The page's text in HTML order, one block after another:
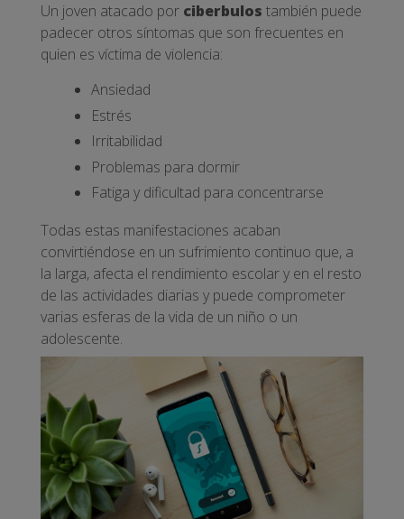
Un joven atacado por ciberbulos también puede
padecer otros síntomas que son frecuentes en
quien es víctima de violencia:
Ansiedad
Estrés
Irritabilidad
Problemas para dormir
Fatiga y dificultad para concentrarse
Todas estas manifestaciones acaban
convirtiéndose en un sufrimiento continuo que, a
la larga, afecta el rendimiento escolar y en el resto
de las actividades diarias y puede comprometer
varias esferas de la vida de un niño o un
adolescente.